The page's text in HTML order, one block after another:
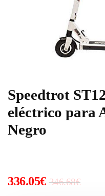
Speedtrot
eléctrico para
Negro
346.68€El
336.05€
El